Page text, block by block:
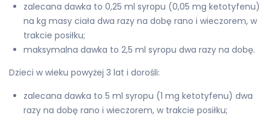
zalecana dawka to 0,25 ml syropu (0,05 mg ketotyfenu)
na kg masy ciała dwa razy na dobę rano i wieczorem, w
trakcie posiłku;
maksymalna dawka to 2,5 ml syropu dwa razy na dobę.
Dzieci w wieku powyżej 3 lat i dorośli:
zalecana dawka to 5 ml syropu (1 mg ketotyfenu) dwa
razy na dobę rano i wieczorem, w trakcie posiłku;